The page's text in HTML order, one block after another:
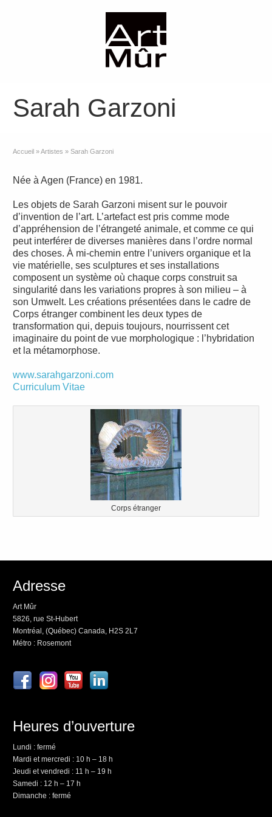
Sarah Garzoni
Accueil »Artistes » Sarah Garzoni
Née à Agen (France) en 1981.
Les objets de Sarah Garzoni misent sur le pouvoir
d’invention de l’art. L’artefact est pris comme mode
d’appréhension de l’étrangeté animale, et comme ce qui
peut interférer de diverses manières dans l’ordre normal
des choses. À mi-chemin entre l’univers organique et la
vie matérielle, ses sculptures et ses installations
composent un système où chaque corps construit sa
singularité dans les variations propres à son milieu – à
son Umwelt. Les créations présentées dans le cadre de
Corps étranger combinent les deux types de
transformation qui, depuis toujours, nourrissent cet
imaginaire du point de vue morphologique : l’hybridation
et la métamorphose.
www.sarahgarzoni.com
Curriculum Vitae
Corps étranger
Adresse
Art Mûr
5826, rue St-Hubert
Montréal, (Québec) Canada, H2S 2L7
Métro : Rosemont
Heures d’ouverture
Lundi : fermé
Mardi et mercredi : 10 h – 18 h
Jeudi et vendredi : 11 h – 19 h
Samedi : 12 h – 17 h
Dimanche : fermé